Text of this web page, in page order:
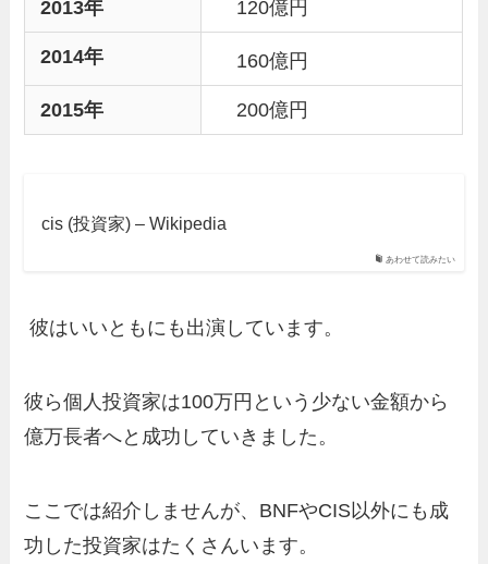
2013年 120億円
2014年 160億円
2015年 200億円
あわせて読みたい
cis (投資家) – Wikipedia
彼はいいともにも出演しています。
彼ら個人投資家は100万円という少ない金額から
億万長者へと成功していきました。
ここでは紹介しませんが、BNFやCIS以外にも成
功した投資家はたくさんいます。